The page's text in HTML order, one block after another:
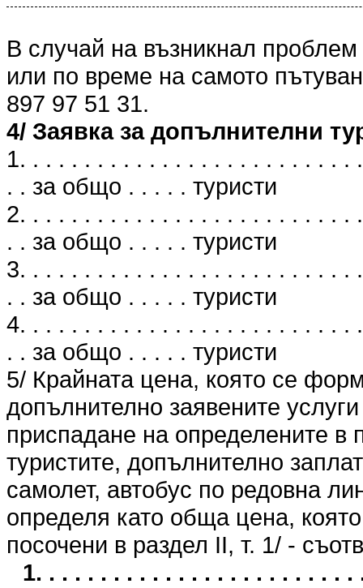
В случай на възникнал
или по време на самото
897 97 51 31.
4/ Заявка за допълнителни
1. . . . . . . . . . . . . . . . . . . . . . . . .
. . за общо . . . . . туристи
2. . . . . . . . . . . . . . . . . . . . . . . . .
. . за общо . . . . . туристи
3. . . . . . . . . . . . . . . . . . . . . . . . .
. . за общо . . . . . туристи
4. . . . . . . . . . . . . . . . . . . . . . . . .
. . за общо . . . . . туристи
5/ Крайната цена, която се
допълнително заявените
приспадане на определените в
туристите, допълнително
самолет, автобус по редовна
определя като обща цена,
посочени в раздел II, т. 1/ -
1. . . . . . . . . . . . . . . . . . . . . . . .